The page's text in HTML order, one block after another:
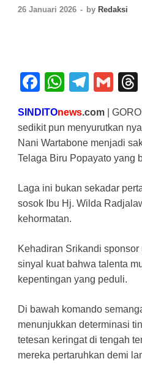
26 Januari 2026 - by Redaksi
F
c
e
b
o
o
k
W
at
s
A
p
p
T
e
gr
a
m
G
ail
SINDITOnews.com |
sedikit pun menyurutkan
Nani Wartabone menjadi
Telaga Biru Popayato yang
Laga ini bukan sekadar
sosok Ibu Hj. Wilda
kehormatan.
Kehadiran Srikandi
sinyal kuat bahwa talenta
kepentingan yang peduli.
Di bawah komando
menunjukkan determinasi
tetesan keringat di tengah
mereka pertaruhkan demi